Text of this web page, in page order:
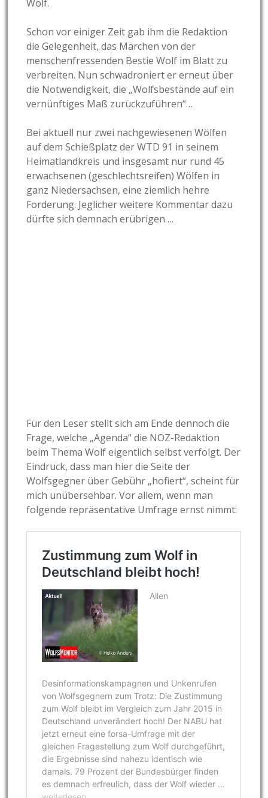
Wolf.
Schon vor einiger Zeit gab ihm die Redaktion
die Gelegenheit, das Märchen von der
menschenfressenden Bestie Wolf im Blatt zu
verbreiten. Nun schwadroniert er erneut über
die Notwendigkeit, die „Wolfsbestände auf ein
vernünftiges Maß zurückzuführen“…
Bei aktuell nur zwei nachgewiesenen Wölfen
auf dem Schießplatz der WTD 91 in seinem
Heimatlandkreis und insgesamt nur rund 45
erwachsenen (geschlechtsreifen) Wölfen in
ganz Niedersachsen, eine ziemlich hehre
Forderung. Jeglicher weitere Kommentar dazu
dürfte sich demnach erübrigen….
Für den Leser stellt sich am Ende dennoch die
Frage, welche „Agenda“ die NOZ-Redaktion
beim Thema Wolf eigentlich selbst verfolgt. Der
Eindruck, dass man hier die Seite der
Wolfsgegner über Gebühr „hofiert“, scheint für
mich unübersehbar. Vor allem, wenn man
folgende repräsentative Umfrage ernst nimmt: